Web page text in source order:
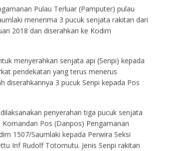
Pulau Terluar (Pamputer) pulau
menerima 3 pucuk senjata rakitan dari
2018 dan diserahkan ke Kodim
menyerahkan senjata api (Senpi) kepada
pendekatan yang terus menerus
diserahkannya 3 pucuk Senpi kepada Pos
penyerahan tiga pucuk senjata
Pos (Danpos) Pengamanan
1507/Saumlaki kepada Perwira Seksi
Inf Rudolf Totomutu. Jenis Senpi rakitan